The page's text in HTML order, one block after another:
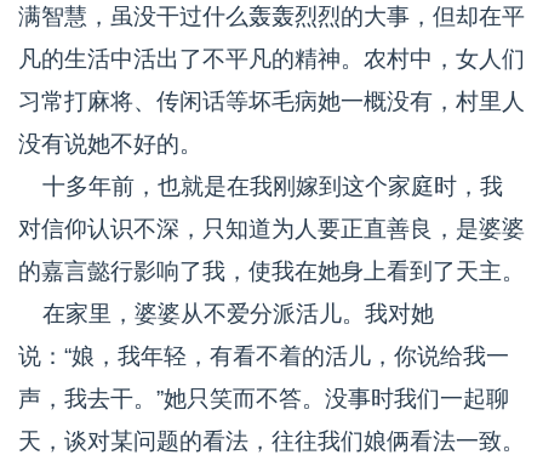
满智慧，虽没干过什么轰轰烈烈的大事，但却在平
凡的生活中活出了不平凡的精神。农村中，女人们
习常打麻将、传闲话等坏毛病她一概没有，村里人
没有说她不好的。
十多年前，也就是在我刚嫁到这个家庭时，我
对信仰认识不深，只知道为人要正直善良，是婆婆
的嘉言懿行影响了我，使我在她身上看到了天主。
在家里，婆婆从不爱分派活儿。我对她
说：“娘，我年轻，有看不着的活儿，你说给我一
声，我去干。”她只笑而不答。没事时我们一起聊
天，谈对某问题的看法，往往我们娘俩看法一致。